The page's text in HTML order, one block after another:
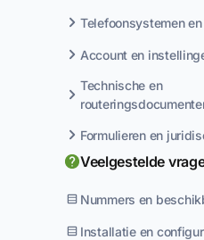
Telefoonsystemen
Account en
Technische en
Formulieren en
Veelgestelde
Nummers en
Installatie en